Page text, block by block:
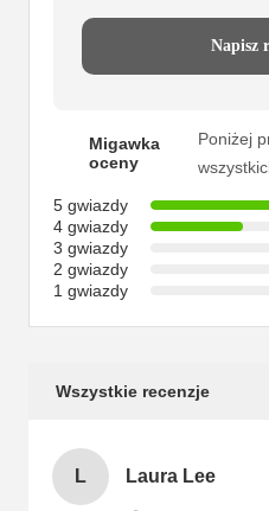
Napisz
Migawka
oceny
Poniżej
5 gwiazdy
4 gwiazdy
3 gwiazdy
2 gwiazdy
1 gwiazdy
Wszystkie recenzje
L Laura Lee